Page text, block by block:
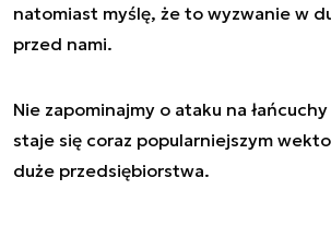
natomiast myślę, że to wyzwanie w
przed nami.
Nie zapominajmy o ataku na
staje się coraz popularniejszym
duże przedsiębiorstwa.